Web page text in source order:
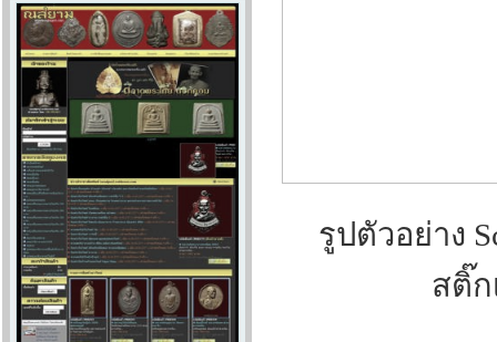
รูปตัวอย่าง
สติ๊ก